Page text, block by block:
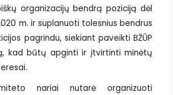
organizacijų bendrą poziciją dėl
m. ir suplanuoti tolesnius bendrus
pagrindu, siekiant paveikti BŽŪP
kad būtų apginti ir įtvirtinti minėtų
nariai nutarė organizuoti